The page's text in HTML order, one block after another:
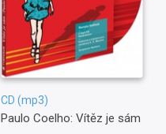
CD (mp3)
Paulo Coelho: Vítěz je sám